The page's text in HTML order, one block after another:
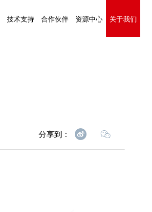
技术支持 合作伙伴 资源中心 关于我们
分享到：